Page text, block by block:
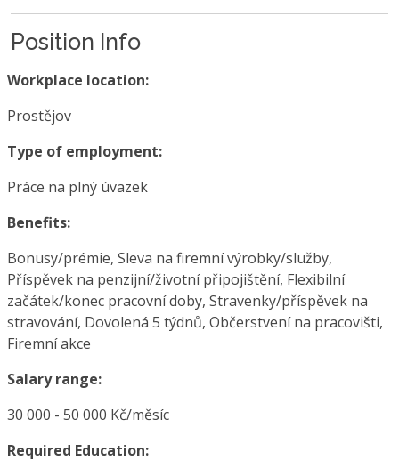
Position Info
Workplace location:
Prostějov
Type of employment:
Práce na plný úvazek
Benefits:
Bonusy/prémie, Sleva na firemní výrobky/služby,
Příspěvek na penzijní/životní připojištění, Flexibilní
začátek/konec pracovní doby, Stravenky/příspěvek na
stravování, Dovolená 5 týdnů, Občerstvení na pracovišti,
Firemní akce
Salary range:
30 000 - 50 000 Kč/měsíc
Required Education: